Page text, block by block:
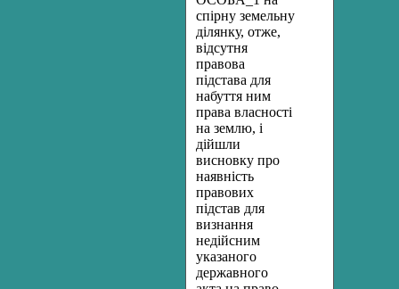
спірну земельну
ділянку, отже,
відсутня
правова
підстава для
набуття ним
права власності
на землю, і
дійшли
висновку про
наявність
правових
підстав для
визнання
недійсним
указаного
державного